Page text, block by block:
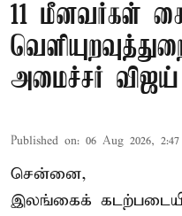
11 மீனவர்கள்
அமைச்சர் விஜய்
Published on: 06 Aug 2026,
சென்னை,
இலங்கைக்